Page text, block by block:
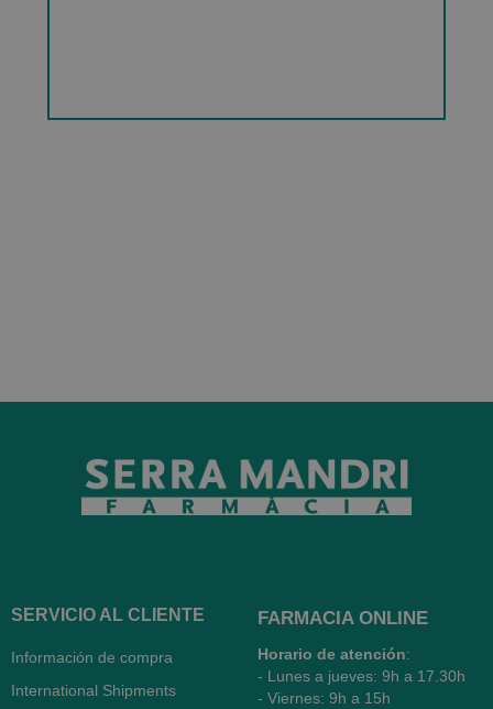
SERVICIO AL CLIENTE
Información de compra
International Shipments
FARMACIA ONLINE
Horario de atención:
- Lunes a jueves: 9h a 17.30h
- Viernes: 9h a 15h